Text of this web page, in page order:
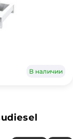
В наличии